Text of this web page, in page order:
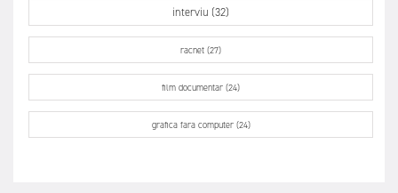
interviu (32)
racnet (27)
film documentar (24)
grafica fara computer (24)